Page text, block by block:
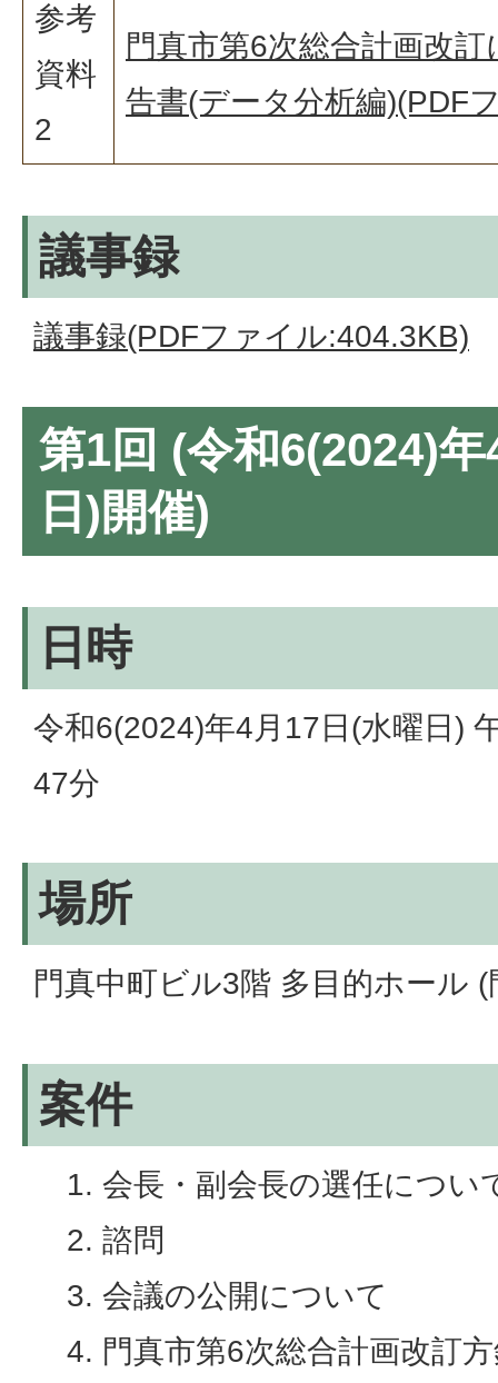
参考
資料
2
門真市第6次総合計画改
告書(データ分析編)(PDF
議事録
議事録(PDFファイル:404.3KB)
第1回 (令和6(2024)
日)開催)
日時
令和6(2024)年4月17日(水曜日)
47分
場所
門真中町ビル3階 多目的ホール
案件
会長・副会長の選任につい
諮問
会議の公開について
門真市第6次総合計画改訂